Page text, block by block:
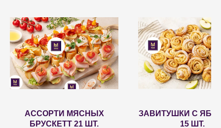
АССОРТИ МЯСНЫХ
БРУСКЕТТ 21 ШТ.
ЗАВИТУШКИ С
15 ШТ.